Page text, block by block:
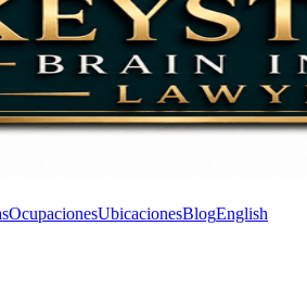
OcupacionesUbicacionesBlogEnglish